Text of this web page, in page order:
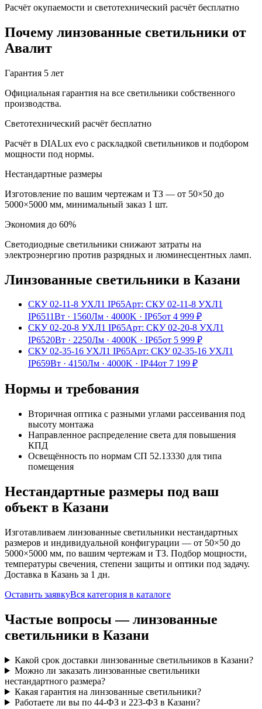
Расчёт окупаемости и светотехнический расчёт бесплатно
Почему линзованные светильники от
Авалит
Гарантия 5 лет
Официальная гарантия на все светильники собственного
производства.
Светотехнический расчёт бесплатно
Расчёт в DIALux evo с раскладкой светильников и подбором
мощности под нормы.
Нестандартные размеры
Изготовление по вашим чертежам и ТЗ — от 50×50 до
5000×5000 мм, минимальный заказ 1 шт.
Экономия до 60%
Светодиодные светильники снижают затраты на
электроэнергию против разрядных и люминесцентных ламп.
Линзованные светильники в Казани
СКУ 02-11-8 УХЛ1 IP65Арт: СКУ 02-11-8 УХЛ1
IP6511Вт · 1560Лм · 4000K · IP65от 4 999 ₽
СКУ 02-20-8 УХЛ1 IP65Арт: СКУ 02-20-8 УХЛ1
IP6520Вт · 2250Лм · 4000K · IP65от 5 999 ₽
СКУ 02-35-16 УХЛ1 IP65Арт: СКУ 02-35-16 УХЛ1
IP659Вт · 4150Лм · 4000K · IP44от 7 199 ₽
Нормы и требования
Вторичная оптика с разными углами рассеивания под
высоту монтажа
Направленное распределение света для повышения
КПД
Освещённость по нормам СП 52.13330 для типа
помещения
Нестандартные размеры под ваш
объект в Казани
Изготавливаем линзованные светильники нестандартных
размеров и индивидуальной конфигурации — от 50×50 до
5000×5000 мм, по вашим чертежам и ТЗ. Подбор мощности,
температуры свечения, степени защиты и оптики под задачу.
Доставка в Казань за 1 дн.
Оставить заявкуВся категория в каталоге
Частые вопросы —линзованные
светильники в Казани
Какой срок доставки линзованные светильников в Казани?
Можно ли заказать линзованные светильники
нестандартного размера?
Какая гарантия на линзованные светильники?
Работаете ли вы по 44-ФЗ и 223-ФЗ в Казани?